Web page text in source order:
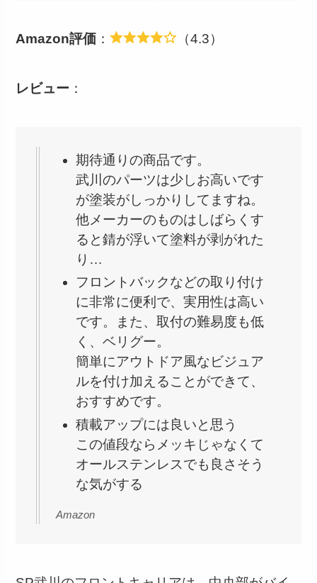
Amazon評価 ： （4.3）
レビュー ：
期待通りの商品です。
武川のパーツは少しお高いです
が塗装がしっかりしてますね。
他メーカーのものはしばらくす
ると錆が浮いて塗料が剥がれた
り…
フロントバックなどの取り付け
に非常に便利で、実用性は高い
です。また、取付の難易度も低
く、ベリグー。
簡単にアウトドア風なビジュア
ルを付け加えることができて、
おすすめです。
積載アップには良いと思う
この値段ならメッキじゃなくて
オールステンレスでも良さそう
な気がする
Amazon